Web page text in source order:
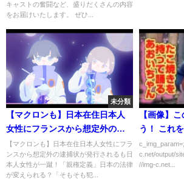
キャストの奮闘など、盛りだくさんの内容
をお届けいたします。 ぜひ...
未分類
【マクロンも】日本在住日本人
女性にフランスから想定外の逮
捕状が発行されるも日本人女性
が一蹴！「親権定義」日本の法
律が変えられる？「そもそも犯
【マクロンも】日本在住日本人女性にフラ
ンスから想定外の逮捕状が発行されるも日
本人女性が一蹴！「親権定義」日本の法律
が変えられる？「そもそも犯...
【画像】
う！
c.net/output/
//img-c.net...